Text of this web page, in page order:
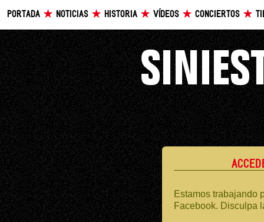
PORTADA NOTICIAS HISTORIA VÍDEOS CONCIERTOS
Estamos trabajando
Facebook. Disculpa